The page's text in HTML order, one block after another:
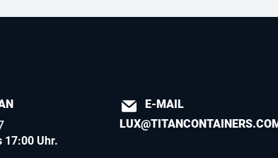
17:00 Uhr.
E-MAIL